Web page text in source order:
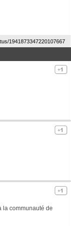
1941873347220107667
la communauté de